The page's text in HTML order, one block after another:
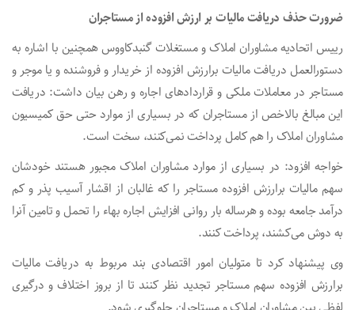
ضرورت حذف دریافت مالیات بر ارزش افزوده از مستاجران
رییس اتحادیه مشاوران املاک و مستغلات گنبدکاووس همچنین با اشاره به
دستورالعمل دریافت مالیات برارزش افزوده از خریدار و فروشنده و یا موجر و
مستاجر در معاملات ملکی و قراردادهای اجاره و رهن بیان داشت: دریافت
این مبالغ بالاخص از مستاجران که در بسیاری از موارد حتی حق کمیسیون
مشاوران املاک را هم کامل پرداخت نمی‌کنند، سخت است.
خواجه افزود: در بسیاری از موارد مشاوران املاک مجبور هستند خودشان
سهم مالیات برارزش افزوده مستاجر را که غالبان از اقشار آسیب پذر و کم
درآمد جامعه بوده و هرساله بار روانی افزایش اجاره بهاء را تحمل و تامین آنرا
به دوش می‌کشند، پرداخت کنند.
وی پیشنهاد کرد تا متولیان امور اقتصادی بند مربوط به دریافت مالیات
برارزش افزوده سهم مستاجر تجدید نظر کنند تا از بروز اختلاف و درگیری